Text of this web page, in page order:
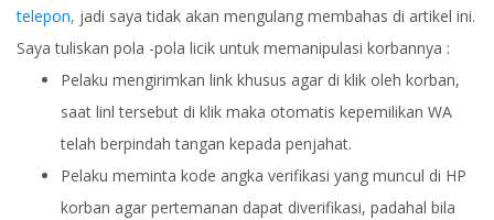
telepon, jadi saya tidak akan mengulang membahas di artikel ini.
Saya tuliskan pola -pola licik untuk memanipulasi korbannya :
Pelaku mengirimkan link khusus agar di klik oleh korban,
saat linl tersebut di klik maka otomatis kepemilikan WA
telah berpindah tangan kepada penjahat.
Pelaku meminta kode angka verifikasi yang muncul di HP
korban agar pertemanan dapat diverifikasi, padahal bila